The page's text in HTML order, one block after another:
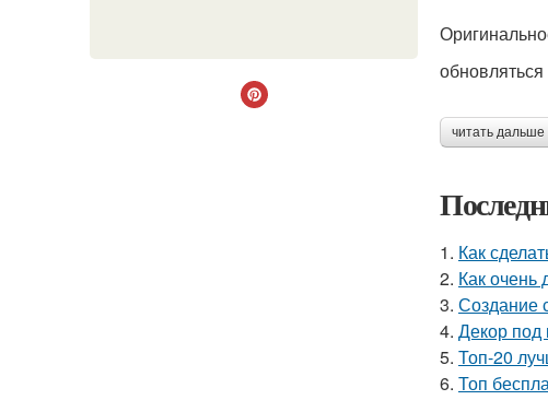
читать
1. Как
2. Как очень
3. Создание
4. Декор
5. Топ-20
6. Топ